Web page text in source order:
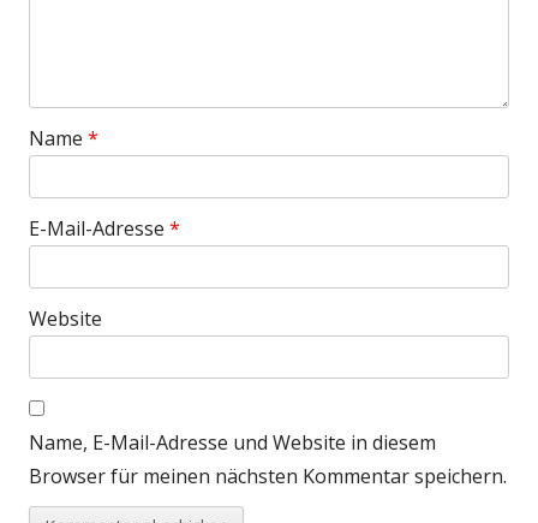
Name *
E-Mail-Adresse *
Website
Name, E-Mail-Adresse und Website in diesem
Browser für meinen nächsten Kommentar speichern.